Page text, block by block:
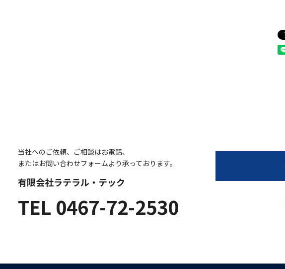
当社へのご依頼、ご相談はお電話、
またはお問い合わせフォームより承っております。
有限会社ラテラル・テック
TEL 0467-72-2530